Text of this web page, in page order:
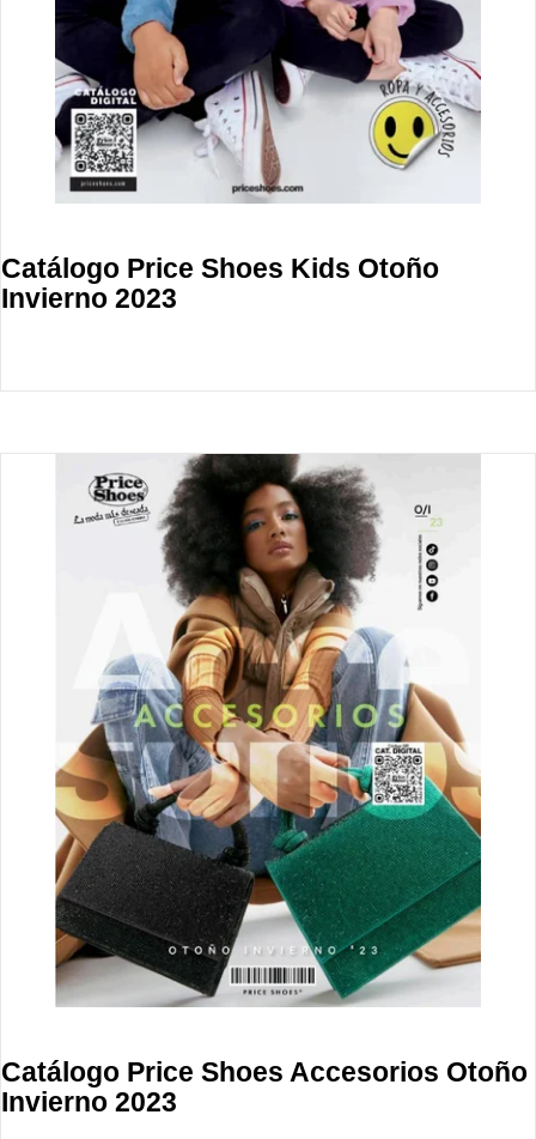
Catálogo Price Shoes Kids Otoño
Invierno 2023
Catálogo Price Shoes Accesorios Otoño
Invierno 2023